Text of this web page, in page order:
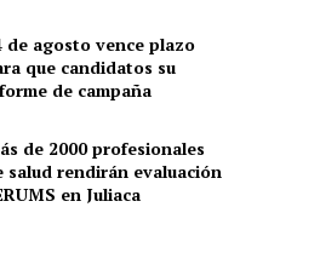
de agosto vence plazo
que candidatos su
de campaña
de 2000 profesionales
salud rendirán evaluación
en Juliaca